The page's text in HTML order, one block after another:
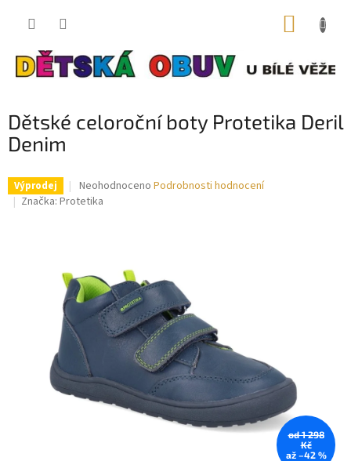
Dětské celoroční boty Protetika Deril
Denim
Výprodej
Průměrné
hodnocení
5
hvězdiček.
Neohodnoceno Podrobnosti hodnocení
Značka: Protetika
od 1 298
Kč
až –42 %